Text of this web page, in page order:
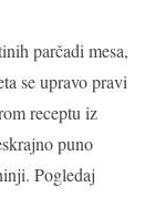
parčadi mesa,
se upravo pravi
receptu iz
puno
Pogledaj